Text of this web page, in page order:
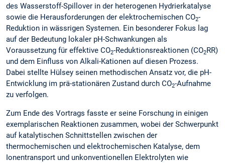
des Wasserstoff-Spillover in der heterogenen Hydrierkatalyse
sowie die Herausforderungen der elektrochemischen CO2-
Reduktion in wässrigen Systemen. Ein besonderer Fokus lag
auf der Bedeutung lokaler pH-Schwankungen als
Voraussetzung für effektive CO2-Reduktionsreaktionen (CO2RR)
und dem Einfluss von Alkali-Kationen auf diesen Prozess.
Dabei stellte Hülsey seinen methodischen Ansatz vor, die pH-
Entwicklung im prä-stationären Zustand durch CO2-Aufnahme
zu verfolgen.
Zum Ende des Vortrags fasste er seine Forschung in einigen
exemplarischen Reaktionen zusammen, wobei der Schwerpunkt
auf katalytischen Schnittstellen zwischen der
thermochemischen und elektrochemischen Katalyse, dem
Ionentransport und unkonventionellen Elektrolyten wie